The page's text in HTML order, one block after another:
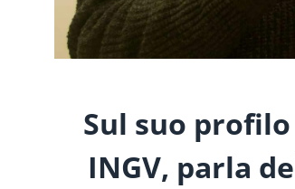
Sul suo
INGV, parla